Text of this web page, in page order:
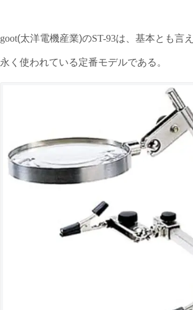
goot(太洋電機産業)のST-93は、基本とも言
永く使われている定番モデルである。